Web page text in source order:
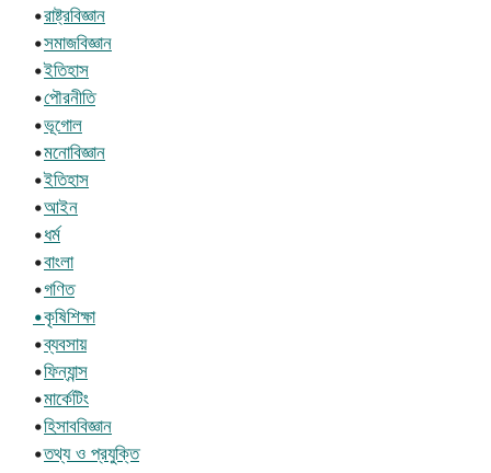
•রাষ্ট্রবিজ্ঞান
•সমাজবিজ্ঞান
•ইতিহাস
•পৌরনীতি
•ভূগোল
•মনোবিজ্ঞান
•ইতিহাস
•আইন
•ধর্ম
•বাংলা
•গণিত
•কৃষিশিক্ষা
•ব্যবসায়
•ফিন্যান্স
•মার্কেটিং
•হিসাববিজ্ঞান
•তথ্য ও প্রযুক্তি